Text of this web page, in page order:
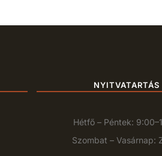
NYITVATARTÁS
Hétfő – Péntek:
Szombat – Vasárnap: